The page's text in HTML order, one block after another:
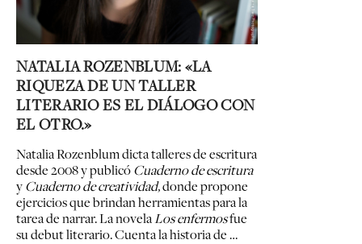
NATALIA ROZENBLUM: «LA
RIQUEZA DE UN TALLER
LITERARIO ES EL DIÁLOGO CON
EL OTRO.»
Natalia Rozenblum dicta talleres de escritura
desde 2008 y publicóCuaderno de escritura
yCuaderno de creatividad,donde propone
ejercicios que brindan herramientas para la
tarea de narrar. La novelaLos enfermosfue
su debut literario. Cuenta la historia de …